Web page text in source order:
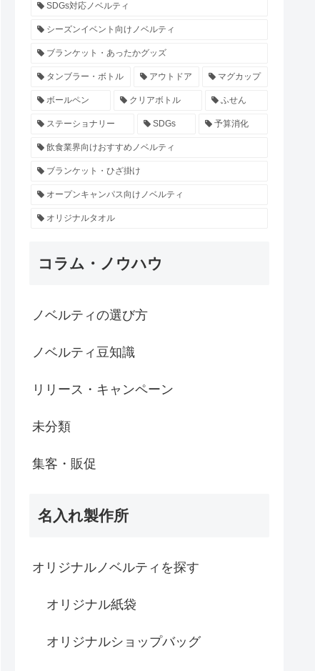
SDGs対応ノベルティ
シーズンイベント向けノベルティ
ブランケット・あったかグッズ
タンブラー・ボトル アウトドア マグカップ
ボールペン クリアボトル ふせん
ステーショナリー SDGs 予算消化
飲食業界向けおすすめノベルティ
ブランケット・ひざ掛け
オープンキャンパス向けノベルティ
オリジナルタオル
コラム・ノウハウ
ノベルティの選び方
ノベルティ豆知識
リリース・キャンペーン
未分類
集客・販促
名入れ製作所
オリジナルノベルティを探す
オリジナル紙袋
オリジナルショップバッグ